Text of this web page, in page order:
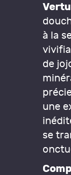
à la
de
une
se